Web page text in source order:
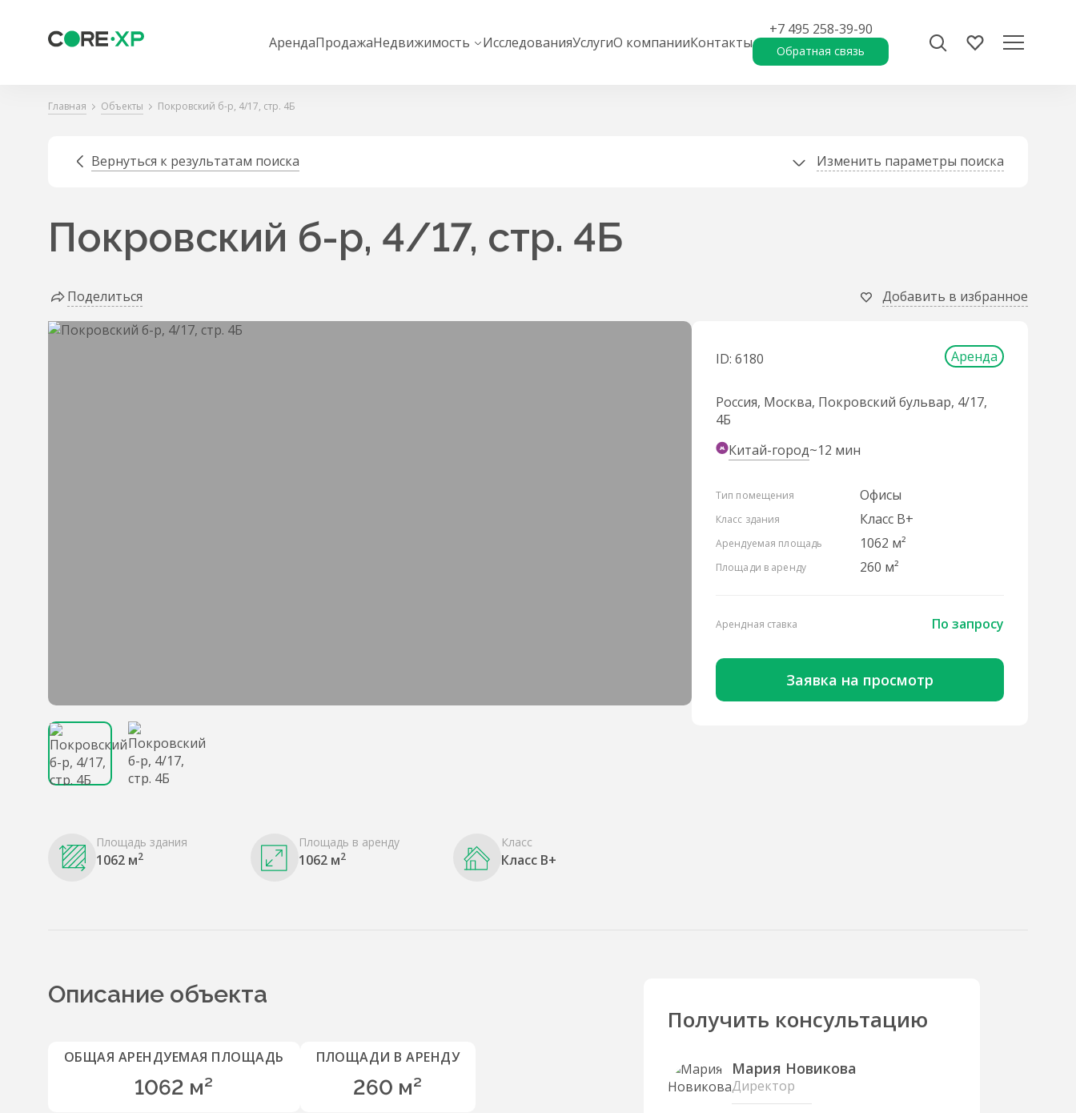
АрендаПродажаНедвижимость ИсследованияУслугиО компанииКонтакты
+7 495 258-39-90
Обратная связь
Главная Объекты Покровский б-р, 4/17, стр. 4Б
Вернуться к результатам поиска Изменить параметры поиска
Покровский б-р, 4/17, стр. 4Б
Поделиться Добавить в избранное
ID: 6180 Аренда
Россия, Москва, Покровский бульвар, 4/17,
4Б
Китай-город~12 мин
Тип помещения Офисы
Класс здания Класс B+
Арендуемая площадь 1062 м²
Площади в аренду 260 м²
Арендная ставка По запросу
Заявка на просмотр
Площадь здания
1062 м2
Площадь в аренду
1062 м2
Класс
Класс B+
Описание объекта
ОБЩАЯ АРЕНДУЕМАЯ ПЛОЩАДЬ
1062 м²
ПЛОЩАДИ В АРЕНДУ
260 м²
Получить консультацию
Мария Новикова
Директор